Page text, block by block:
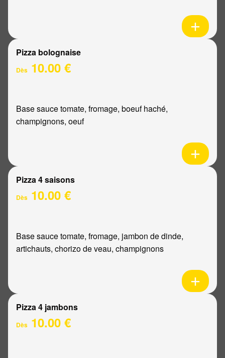
Pizza bolognaise
Dès 10.00 €
Base sauce tomate, fromage, boeuf haché,
champignons, oeuf
Pizza 4 saisons
Dès 10.00 €
Base sauce tomate, fromage, jambon de dinde,
artichauts, chorizo de veau, champignons
Pizza 4 jambons
Dès 10.00 €